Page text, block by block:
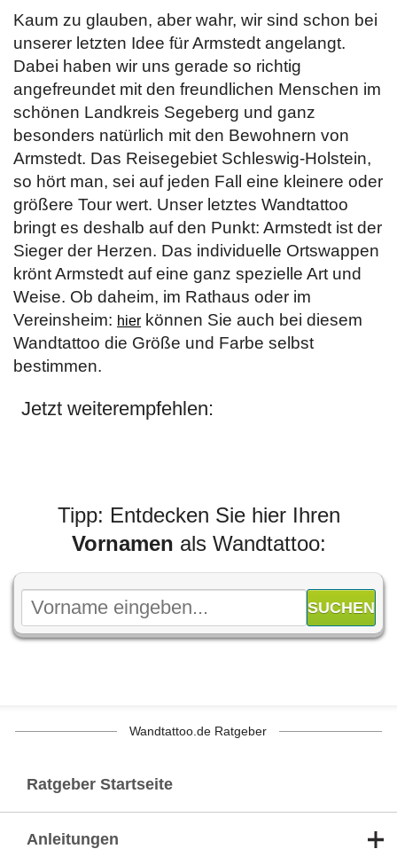
Kaum zu glauben, aber wahr, wir sind schon bei
unserer letzten Idee für Armstedt angelangt.
Dabei haben wir uns gerade so richtig
angefreundet mit den freundlichen Menschen im
schönen Landkreis Segeberg und ganz
besonders natürlich mit den Bewohnern von
Armstedt. Das Reisegebiet Schleswig-Holstein,
so hört man, sei auf jeden Fall eine kleinere oder
größere Tour wert. Unser letztes Wandtattoo
bringt es deshalb auf den Punkt: Armstedt ist der
Sieger der Herzen. Das individuelle Ortswappen
krönt Armstedt auf eine ganz spezielle Art und
Weise. Ob daheim, im Rathaus oder im
Vereinsheim: hier können Sie auch bei diesem
Wandtattoo die Größe und Farbe selbst
bestimmen.
Jetzt weiterempfehlen:
Tipp: Entdecken Sie hier Ihren
Vornamen als Wandtattoo:
Wandtattoo.de Ratgeber
Ratgeber Startseite
Anleitungen